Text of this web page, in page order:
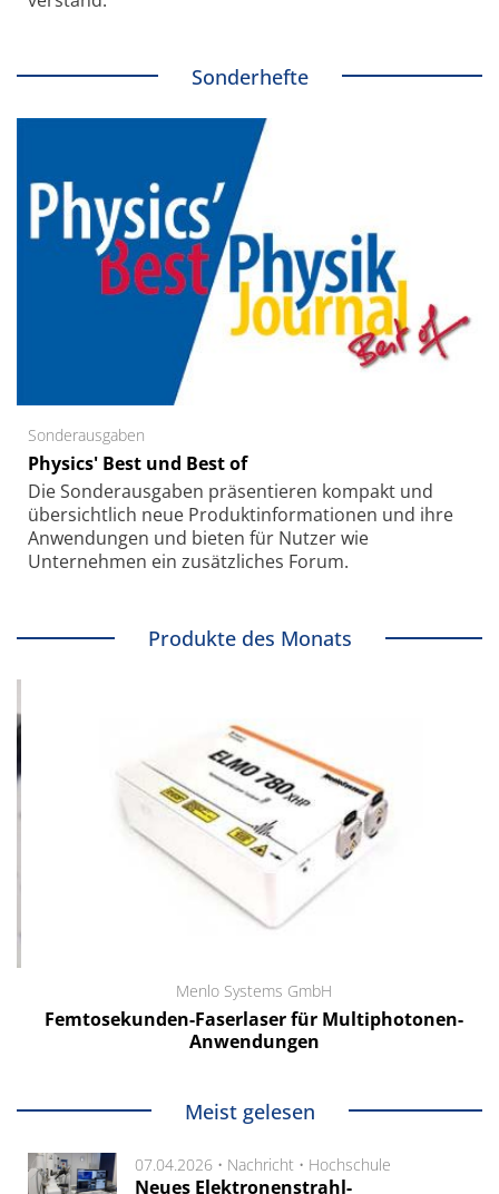
Sonderhefte
Sonderausgaben
Physics' Best und Best of
Die Sonder­ausgaben präsentieren kompakt und
übersichtlich neue Produkt­informationen und ihre
Anwendungen und bieten für Nutzer wie
Unternehmen ein zusätzliches Forum.
Produkte des Monats
Menlo Systems GmbH
Femtosekunden-Faserlaser für Multiphotonen-
Anwendungen
Meist gelesen
07.04.2026 • Nachricht • Hochschule
Neues Elektronenstrahl-